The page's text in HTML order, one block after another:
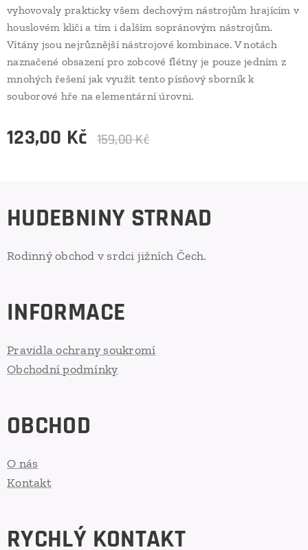
vyhovovaly prakticky všem dechovým nástrojům hrajícím v
houslovém klíči a tím i dalším sopránovým nástrojům.
Vítány jsou nejrůznější nástrojové kombinace. V notách
naznačené obsazení pro zobcové flétny je pouze jedním z
mnohých řešení jak využít tento písňový sborník k
souborové hře na elementární úrovni.
123,00 Kč 159,00Kč
HUDEBNINY STRNAD
Rodinný obchod v srdci jižních Čech.
INFORMACE
Pravidla ochrany soukromí
Obchodní podmínky
OBCHOD
O nás
Kontakt
RYCHLÝ KONTAKT